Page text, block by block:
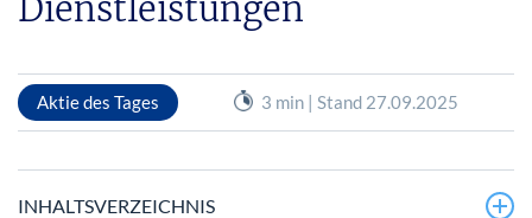
Dienstleistungen
Aktie des Tages 3 min | Stand 27.09.2025
INHALTSVERZEICHNIS